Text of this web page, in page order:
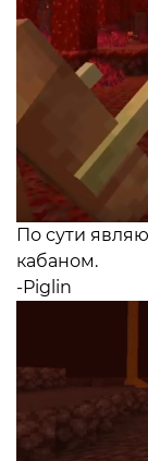
По сути
кабаном.
-Piglin